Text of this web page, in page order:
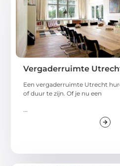
Vergaderruimte
Een vergaderruimte Utrecht
of duur te zijn. Of je nu een